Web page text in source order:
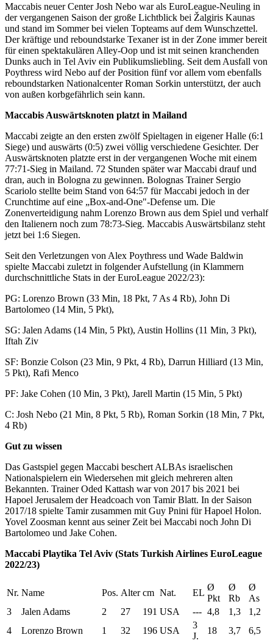
Maccabis neuer Center Josh Nebo war als EuroLeague-Neuling in
der vergangenen Saison der große Lichtblick bei Žalgiris Kaunas
und stand im Sommer bei vielen Topteams auf dem Wunschzettel.
Der kräftige und reboundstarke Texaner ist in der Zone immer bereit
für einen spektakulären Alley-Oop und ist mit seinen kranchenden
Dunks auch in Tel Aviv ein Publikumsliebling. Seit dem Ausfall von
Poythress wird Nebo auf der Position fünf vor allem vom ebenfalls
reboundstarken Nationalcenter Roman Sorkin unterstützt, der auch
von außen korbgefährlich sein kann.
Maccabis Auswärtsknoten platzt in Mailand
Maccabi zeigte an den ersten zwölf Spieltagen in eigener Halle (6:1
Siege) und auswärts (0:5) zwei völlig verschiedene Gesichter. Der
Auswärtsknoten platzte erst in der vergangenen Woche mit einem
77:71-Sieg in Mailand. 72 Stunden später war Maccabi drauf und
dran, auch in Bologna zu gewinnen. Bolognas Trainer Sergio
Scariolo stellte beim Stand von 64:57 für Maccabi jedoch in der
Crunchtime auf eine „Box-and-One"-Defense um. Die
Zonenverteidigung nahm Lorenzo Brown aus dem Spiel und verhalf
den Italienern noch zum 78:73-Sieg. Maccabis Auswärtsbilanz steht
jetzt bei 1:6 Siegen.
Seit den Verletzungen von Alex Poythress und Wade Baldwin
spielte Maccabi zuletzt in folgender Aufstellung (in Klammern
durchschnittliche Stats in der EuroLeague 2022/23):
PG: Lorenzo Brown (33 Min, 18 Pkt, 7 As 4 Rb), John Di
Bartolomeo (14 Min, 5 Pkt),
SG: Jalen Adams (14 Min, 5 Pkt), Austin Hollins (11 Min, 3 Pkt),
Iftah Ziv
SF: Bonzie Colson (23 Min, 9 Pkt, 4 Rb), Darrun Hilliard (13 Min,
5 Pkt), Rafi Menco
PF: Jake Cohen (10 Min, 3 Pkt), Jarell Martin (15 Min, 5 Pkt)
C: Josh Nebo (21 Min, 8 Pkt, 5 Rb), Roman Sorkin (18 Min, 7 Pkt,
4 Rb)
Gut zu wissen
Das Gastspiel gegen Maccabi beschert ALBAs israelischen
Nationalspielern ein Wiedersehen mit gleich mehreren alten
Bekannten. Trainer Oded Kattash war von 2017 bis 2021 bei
Hapoel Jerusalem der Headcoach von Tamir Blatt. In der Saison
2017/18 spielte Tamir zusammen mit Guy Pnini für Hapoel Holon.
Yovel Zoosman kennt aus seiner Zeit bei Maccabi noch John Di
Bartolomeo und Jake Cohen.
Maccabi Playtika Tel Aviv (Stats Turkish Airlines EuroLeague
2022/23)
Nr. Name Pos. Alter cm Nat. EL
Ø
Pkt
Ø
Rb
Ø
As
3
Jalen Adams 2 27 191 USA --- 4,8 1,3
1,2
4
Lorenzo Brown 1 32 196 USA
3
J.
18 3,7 6,5